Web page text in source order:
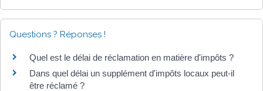
Questions ? Réponses !
Quel est le délai de réclamation en matière d'impôts ?
Dans quel délai un supplément d'impôts locaux peut-il
être réclamé ?